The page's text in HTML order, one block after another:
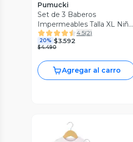
Pumucki
Set de 3 Baberos
Impermeables Talla XL Niño
Pumucki
4.5(2)
20% $3.592
$4.490
Agregar al carro